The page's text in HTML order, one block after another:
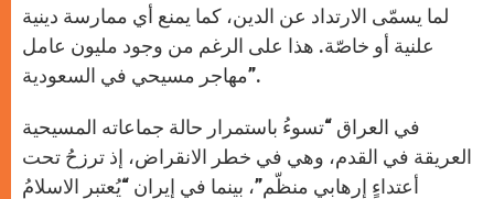
لما يسمّى الارتداد عن الدين، كما يمنع أي ممارسة دينية
علنية أو خاصّة. هذا على الرغم من وجود مليون عامل
مهاجر مسيحي في السعودية”.
في العراق “تسوءُ باستمرار حالة جماعاته المسيحية
العريقة في القدم، وهي في خطر الانقراض، إذ ترزحُ تحت
أعتداءٍ إرهابي منظّم”، بينما في إيران “يُعتبر الاسلامُ